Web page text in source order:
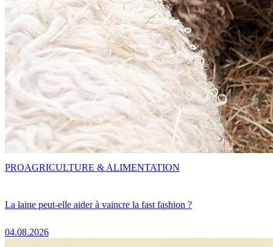
La laine peut-elle aider à vaincre la fast fashion ?
04.08.2026
PROAGRICULTURE & ALIMENTATION